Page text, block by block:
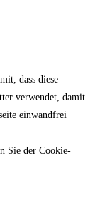
dass diese
verwendet, damit
einwandfrei
Sie der Cookie-